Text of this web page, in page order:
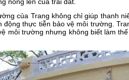
của Trang không chỉ giúp thanh
động thực tiễn bảo vệ môi trường.
môi trường nhưng không biết làm